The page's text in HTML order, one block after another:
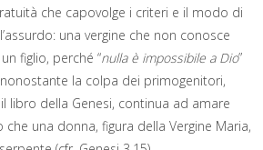
che capovolge i criteri e il modo di
una vergine che non conosce
figlio, perché “nulla è impossibile a Dio”
nonostante la colpa dei primogenitori,
libro della Genesi, continua ad amare
una donna, figura della Vergine Maria,